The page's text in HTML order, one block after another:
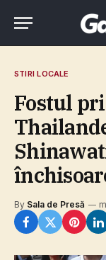
STIRI LOCALE
Fostul
By Sala de Presă